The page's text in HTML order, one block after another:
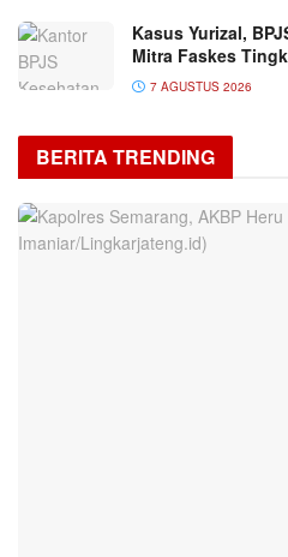
Kasus Yurizal,
Mitra Faskes
7 AGUSTUS 2026
BERITA TRENDING